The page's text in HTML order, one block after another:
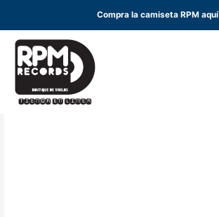
Compra la camiseta RPM aquí
contenido